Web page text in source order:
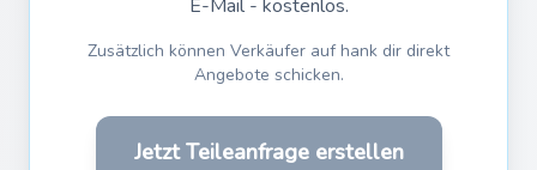
E-Mail - kostenlos.
Zusätzlich können Verkäufer auf hank dir direkt
Angebote schicken.
Jetzt Teileanfrage erstellen